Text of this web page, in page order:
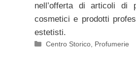
nell’offerta di articoli di
cosmetici e prodotti
estetisti.
Categorie
Centro Storico Profumerie